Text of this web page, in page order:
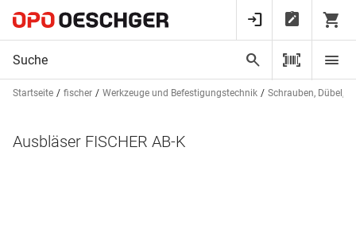
Startseite fischer Werkzeuge und Befestigungstechnik Schrauben, Dübel,
Ausbläser FISCHER AB-K